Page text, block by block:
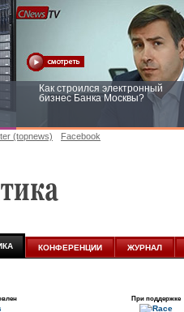
Как строился электронный
бизнес Банка Москвы?
(topnews) Facebook
КОНФЕРЕНЦИИ ЖУРНАЛ
При поддержке